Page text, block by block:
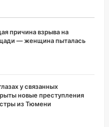
причина взрыва на
— женщина пыталась
у связанных
новые преступления
из Тюмени